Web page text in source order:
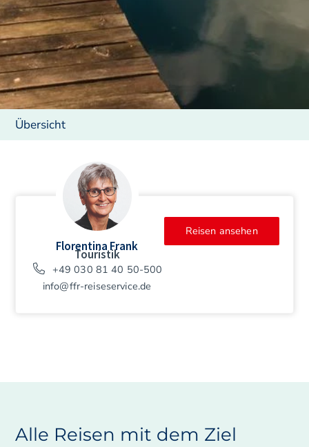
Übersicht
Florentina Frank
Touristik
+49 030 81 40 50-500
info@ffr-reiseservice.de
Reisen ansehen
Alle Reisen mit dem Ziel